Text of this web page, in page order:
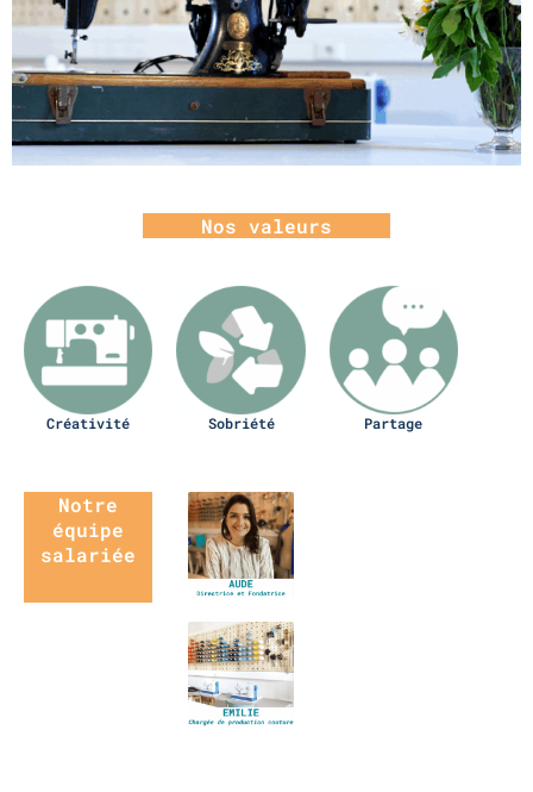
Nos valeurs
Créativité Sobriété Partage
Notre
équipe
salariée